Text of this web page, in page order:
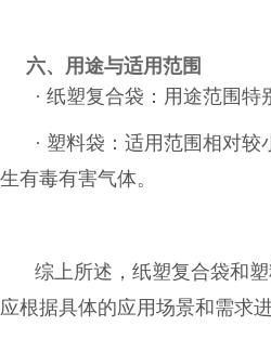
六、用途与适用范围
· 纸塑复合袋：用途范围
· 塑料袋：适用范围相对
生有毒有害气体。
综上所述，纸塑复合袋和
应根据具体的应用场景和需求